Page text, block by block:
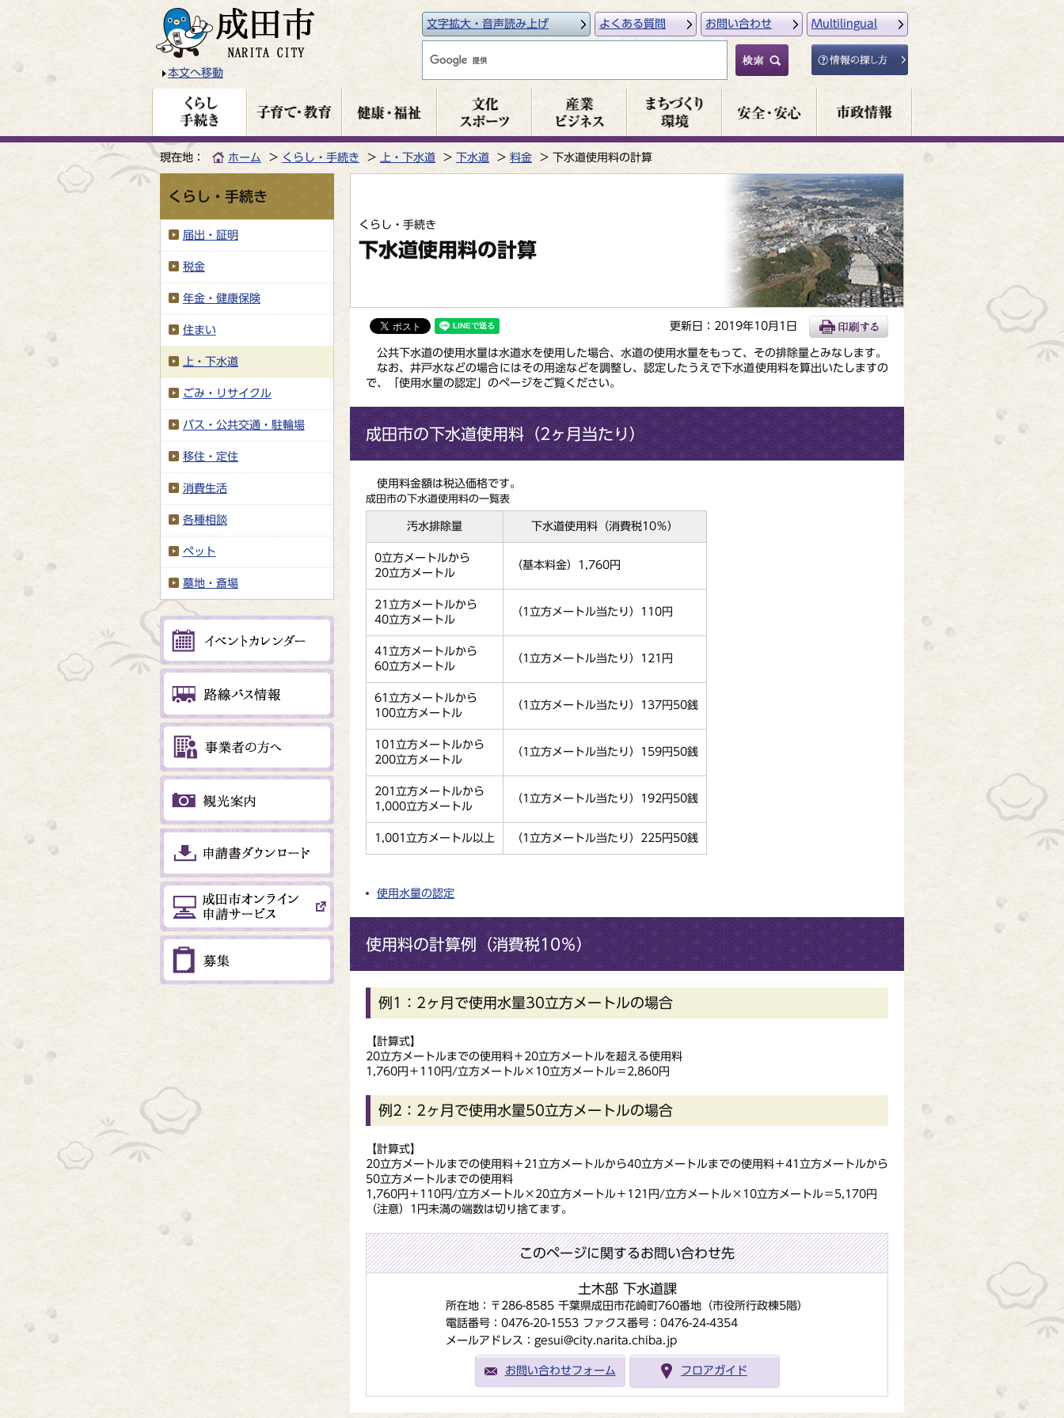
本文へ移動
文字拡大・音声読み上げ よくある質問 お問い合わせ Multilingual
現在地： ホーム くらし・手続き 上・下水道 下水道 料金 下水道使用料の計算
くらし・手続き
下水道使用料の計算
更新日：2019年10月1日
公共下水道の使用水量は水道水を使用した場合、水道の使用水量をもって、その排除量とみなします。
なお、井戸水などの場合にはその用途などを調整し、認定したうえで下水道使用料を算出いたしますの
で、「使用水量の認定」のページをご覧ください。
成田市の下水道使用料（2ヶ月当たり）
使用料金額は税込価格です。
成田市の下水道使用料の一覧表
汚水排除量 下水道使用料（消費税10％）
0立方メートルから
20立方メートル
（基本料金）1,760円
21立方メートルから
40立方メートル
（1立方メートル当たり）110円
41立方メートルから
60立方メートル
（1立方メートル当たり）121円
61立方メートルから
100立方メートル
（1立方メートル当たり）137円50銭
101立方メートルから
200立方メートル
（1立方メートル当たり）159円50銭
201立方メートルから
1,000立方メートル
（1立方メートル当たり）192円50銭
1,001立方メートル以上 （1立方メートル当たり）225円50銭
使用水量の認定
使用料の計算例（消費税10％）
例1：2ヶ月で使用水量30立方メートルの場合
【計算式】
20立方メートルまでの使用料＋20立方メートルを超える使用料
1,760円＋110円/立方メートル×10立方メートル＝2,860円
例2：2ヶ月で使用水量50立方メートルの場合
【計算式】
20立方メートルまでの使用料＋21立方メートルから40立方メートルまでの使用料＋41立方メートルから
50立方メートルまでの使用料
1,760円＋110円/立方メートル×20立方メートル＋121円/立方メートル×10立方メートル＝5,170円
（注意）1円未満の端数は切り捨てます。
このページに関するお問い合わせ先
土木部 下水道課
所在地：〒286-8585 千葉県成田市花崎町760番地（市役所行政棟5階）
電話番号：0476-20-1553 ファクス番号：0476-24-4354
メールアドレス：gesui@city.narita.chiba.jp
お問い合わせフォーム フロアガイド
くらし・手続き
届出・証明
税金
年金・健康保険
住まい
上・下水道
ごみ・リサイクル
バス・公共交通・駐輪場
移住・定住
消費生活
各種相談
ペット
墓地・斎場